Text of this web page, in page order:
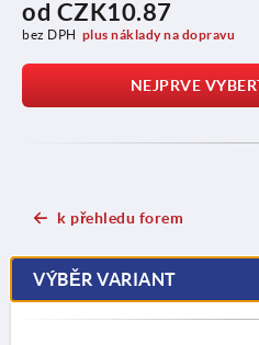
od CZK10.87
bez DPH plus náklady na dopravu
NEJPRVE
k přehledu forem
VÝBĚR VARIANT